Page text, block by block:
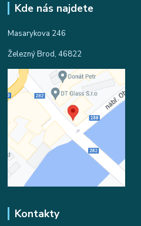
Kde nás najdete
Masarykova 246
Železný Brod, 46822
Kontakty